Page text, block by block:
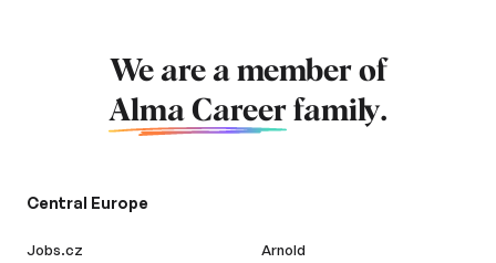
We are a member of
Alma Career family.
Central Europe
Jobs.cz
Arnold